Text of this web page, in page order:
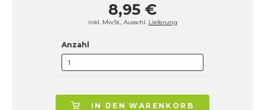
8,95 €
inkl. MwSt., Ausschl. Lieferung
Anzahl
IN DEN WARENKORB